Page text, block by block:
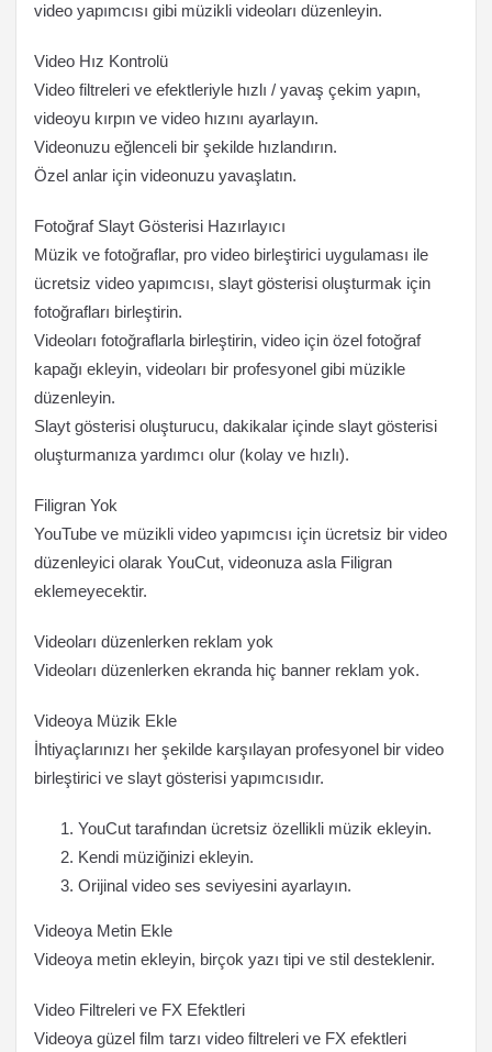
video yapımcısı gibi müzikli videoları düzenleyin.
Video Hız Kontrolü
Video filtreleri ve efektleriyle hızlı / yavaş çekim yapın,
videoyu kırpın ve video hızını ayarlayın.
Videonuzu eğlenceli bir şekilde hızlandırın.
Özel anlar için videonuzu yavaşlatın.
Fotoğraf Slayt Gösterisi Hazırlayıcı
Müzik ve fotoğraflar, pro video birleştirici uygulaması ile
ücretsiz video yapımcısı, slayt gösterisi oluşturmak için
fotoğrafları birleştirin.
Videoları fotoğraflarla birleştirin, video için özel fotoğraf
kapağı ekleyin, videoları bir profesyonel gibi müzikle
düzenleyin.
Slayt gösterisi oluşturucu, dakikalar içinde slayt gösterisi
oluşturmanıza yardımcı olur (kolay ve hızlı).
Filigran Yok
YouTube ve müzikli video yapımcısı için ücretsiz bir video
düzenleyici olarak YouCut, videonuza asla Filigran
eklemeyecektir.
Videoları düzenlerken reklam yok
Videoları düzenlerken ekranda hiç banner reklam yok.
Videoya Müzik Ekle
İhtiyaçlarınızı her şekilde karşılayan profesyonel bir video
birleştirici ve slayt gösterisi yapımcısıdır.
YouCut tarafından ücretsiz özellikli müzik ekleyin.
Kendi müziğinizi ekleyin.
Orijinal video ses seviyesini ayarlayın.
Videoya Metin Ekle
Videoya metin ekleyin, birçok yazı tipi ve stil desteklenir.
Video Filtreleri ve FX Efektleri
Videoya güzel film tarzı video filtreleri ve FX efektleri